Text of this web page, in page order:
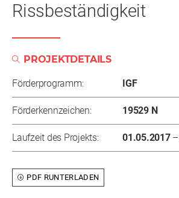
Rissbeständigkeit
PROJEKTDETAILS
Förderprogramm: IGF
Förderkennzeichen: 19529 N
Laufzeit des Projekts: 01.05.2017–
PDF RUNTERLADEN